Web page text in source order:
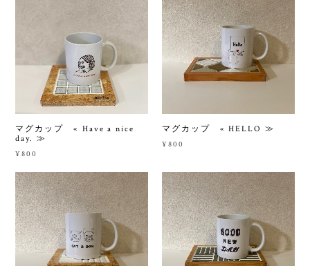
マグカップ « Have a nice
day. ≫
¥800
マグカップ « HELLO ≫
¥800